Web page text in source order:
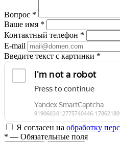
Вопрос *
Ваше имя *
Контактный телефон *
E-mail
Введите текст с картинки *
Я согласен на обработку
* — Обязательные поля